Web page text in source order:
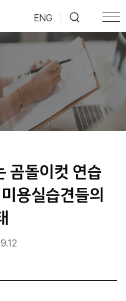
ENG
곰돌이컷 연습
용실습견들의